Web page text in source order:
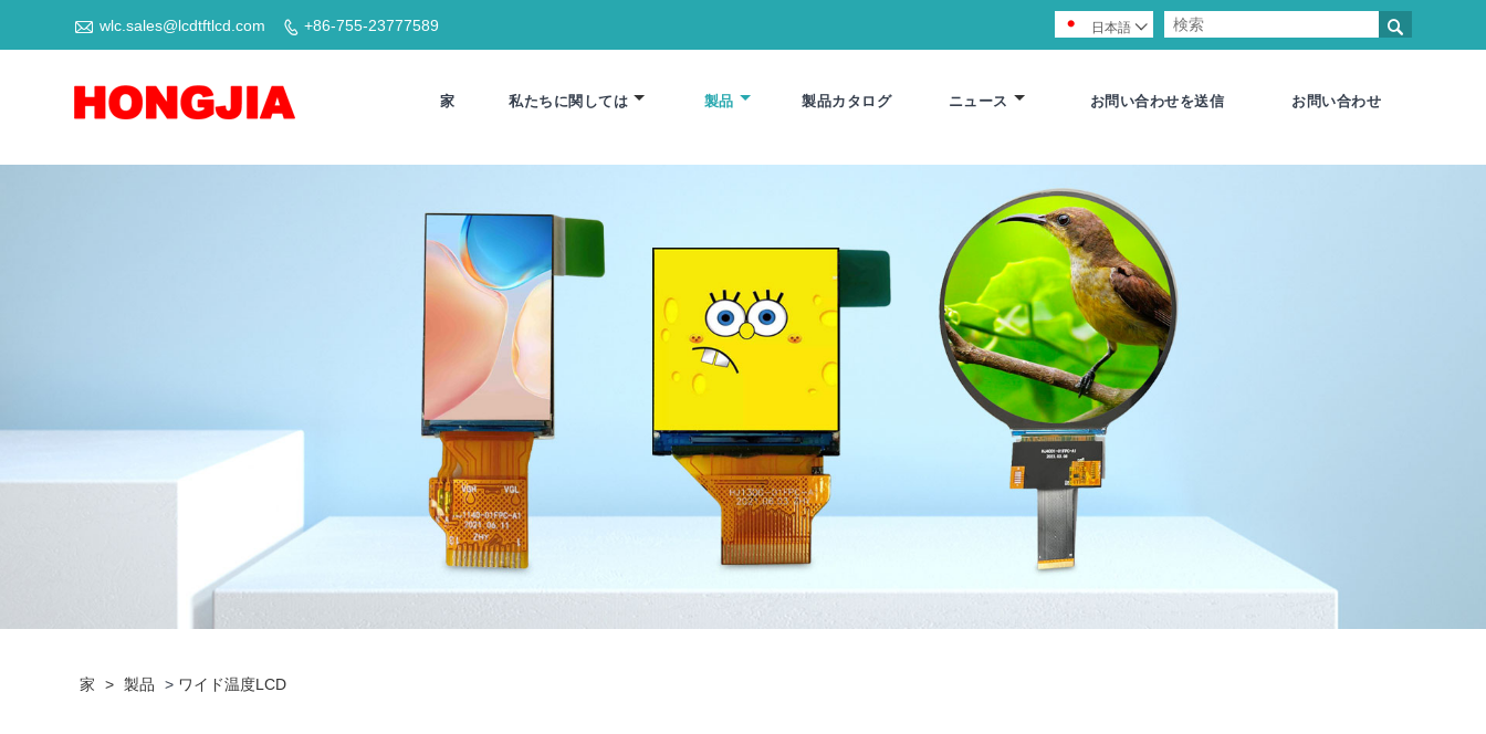
 wlc.sales@lcdtftlcd.com  +86-755-23777589 
日本語 
家 私たちに関しては 製品 製品カタログ ニュース お問い合わせを送信 お問い合わせ
家 > 製品 > ワイド温度LCD